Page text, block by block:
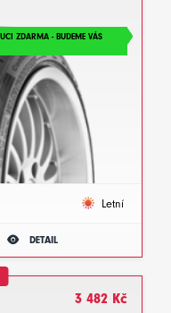
ZDARMA - BUDEME VÁS
Letní
DETAIL
3 482 Kč